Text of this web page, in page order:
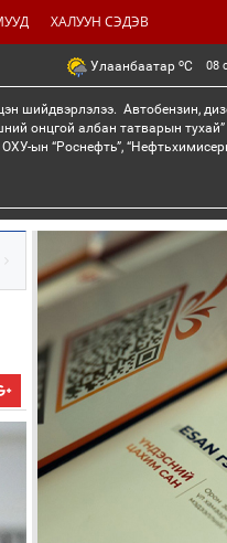
ХАЛУУН СЭДЭВ
Улаанбаатар oC 08
шийдвэрлэлээ. Автобензин,
онцгой албан татварын
ын “Роснефть”,